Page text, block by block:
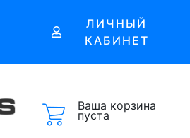
ЛИЧНЫЙ
КАБИНЕТ
Ваша корзина
пуста